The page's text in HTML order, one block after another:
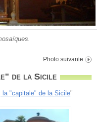
Photo suivante
de la Sicile
la "capitale" de la Sicile"